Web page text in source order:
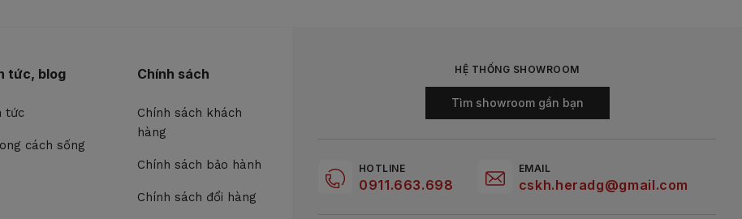
tức, blog
tức
cách sống
Chính sách
Chính sách khách
hàng
Chính sách bảo hành
Chính sách đổi hàng
HỆ THỐNG SHOWROOM
Tìm showroom gần bạn
HOTLINE
0911.663.698
EMAIL
cskh.heradg@gmail.com